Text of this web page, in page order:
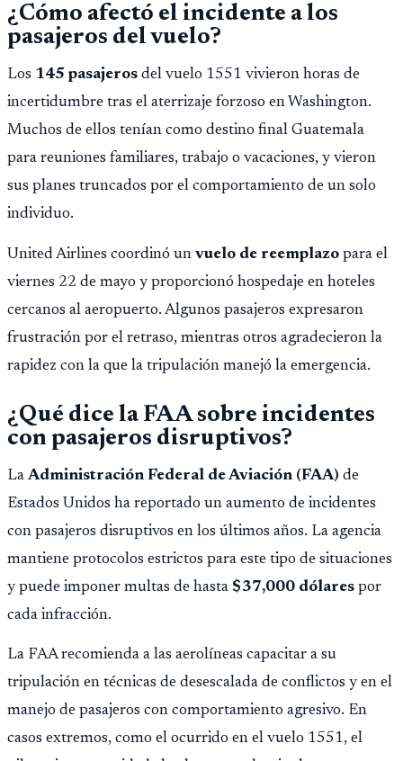
¿Cómo afectó el incidente a los
pasajeros del vuelo?
Los 145 pasajeros del vuelo 1551 vivieron horas de
incertidumbre tras el aterrizaje forzoso en Washington.
Muchos de ellos tenían como destino final Guatemala
para reuniones familiares, trabajo o vacaciones, y vieron
sus planes truncados por el comportamiento de un solo
individuo.
United Airlines coordinó un vuelo de reemplazo para el
viernes 22 de mayo y proporcionó hospedaje en hoteles
cercanos al aeropuerto. Algunos pasajeros expresaron
frustración por el retraso, mientras otros agradecieron la
rapidez con la que la tripulación manejó la emergencia.
¿Qué dice la FAA sobre incidentes
con pasajeros disruptivos?
LaAdministración Federal de Aviación (FAA) de
Estados Unidos ha reportado un aumento de incidentes
con pasajeros disruptivos en los últimos años. La agencia
mantiene protocolos estrictos para este tipo de situaciones
y puede imponer multas de hasta $37,000 dólares por
cada infracción.
La FAA recomienda a las aerolíneas capacitar a su
tripulación en técnicas de desescalada de conflictos y en el
manejo de pasajeros con comportamiento agresivo. En
casos extremos, como el ocurrido en el vuelo 1551, el